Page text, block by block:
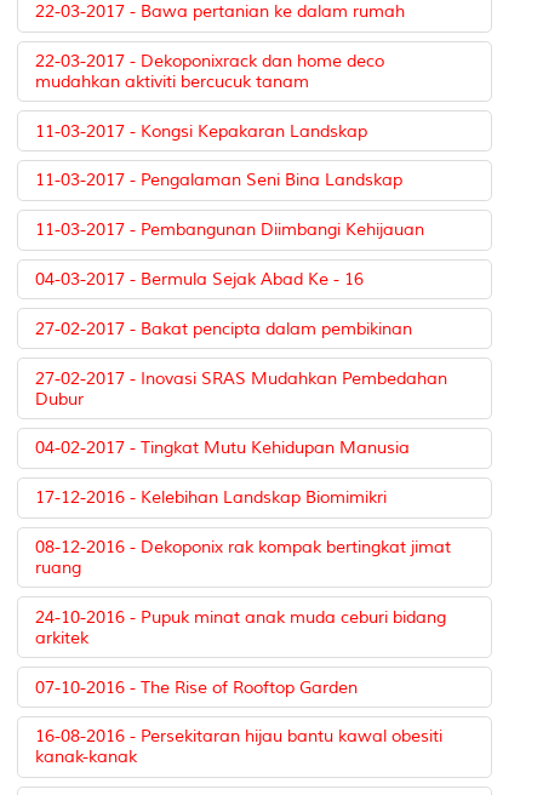
22-03-2017 - Bawa pertanian ke dalam rumah
22-03-2017 - Dekoponixrack dan home deco
mudahkan aktiviti bercucuk tanam
11-03-2017 - Kongsi Kepakaran Landskap
11-03-2017 - Pengalaman Seni Bina Landskap
11-03-2017 - Pembangunan Diimbangi Kehijauan
04-03-2017 - Bermula Sejak Abad Ke - 16
27-02-2017 - Bakat pencipta dalam pembikinan
27-02-2017 - Inovasi SRAS Mudahkan Pembedahan
Dubur
04-02-2017 - Tingkat Mutu Kehidupan Manusia
17-12-2016 - Kelebihan Landskap Biomimikri
08-12-2016 - Dekoponix rak kompak bertingkat jimat
ruang
24-10-2016 - Pupuk minat anak muda ceburi bidang
arkitek
07-10-2016 - The Rise of Rooftop Garden
16-08-2016 - Persekitaran hijau bantu kawal obesiti
kanak-kanak